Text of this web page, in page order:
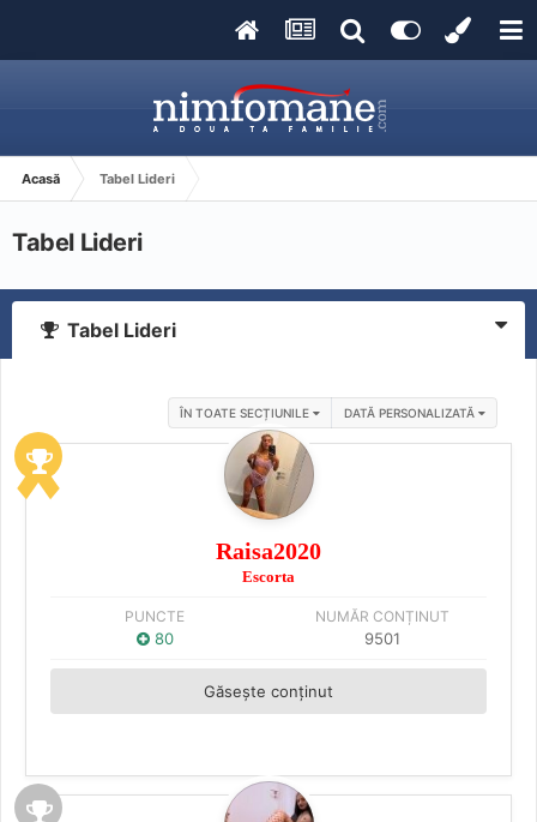
Acasă Tabel Lideri
Tabel Lideri
Tabel Lideri
ÎN TOATE SECȚIUNILE DATĂ PERSONALIZATĂ
Raisa2020
Escorta
PUNCTE
80
NUMĂR CONȚINUT
9501
Găsește conținut